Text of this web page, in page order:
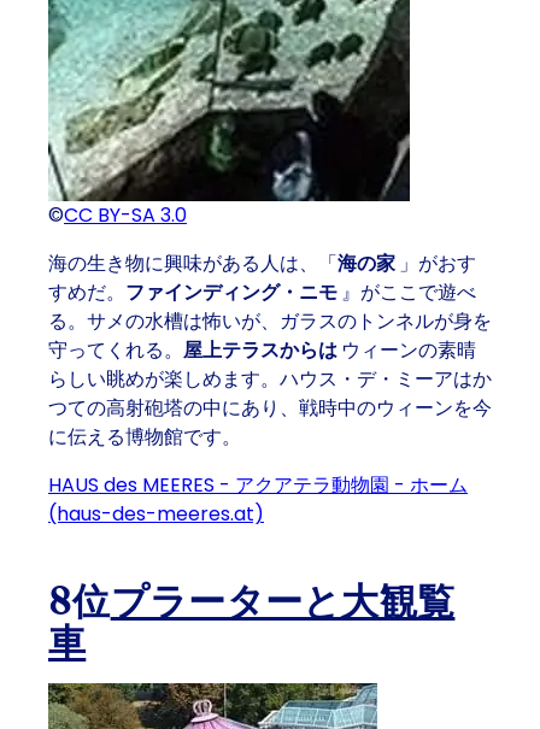
©CC BY-SA 3.0
海の生き物に興味がある人は、「海の家 」がおす
すめだ。 ファインディング・ニモ』がここで遊べ
る。サメの水槽は怖いが、ガラスのトンネルが身を
守ってくれる。 屋上テラスからは ウィーンの素晴
らしい眺めが楽しめます。ハウス・デ・ミーアはか
つての高射砲塔の中にあり、戦時中のウィーンを今
に伝える博物館です。
HAUS des MEERES - アクアテラ動物園 - ホーム
(haus-des-meeres.at)
8位プラーターと大観覧
車